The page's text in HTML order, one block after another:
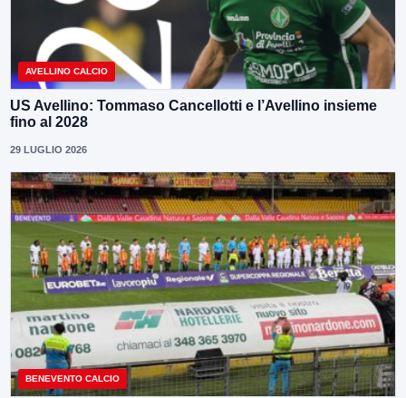
AVELLINO CALCIO
US Avellino: Tommaso Cancellotti e l’Avellino insieme
fino al 2028
29 LUGLIO 2026
BENEVENTO CALCIO